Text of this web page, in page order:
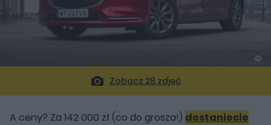
Zobacz 28 zdjęć
A ceny? Za 142 000 zł (co do grosza!) dostaniecie